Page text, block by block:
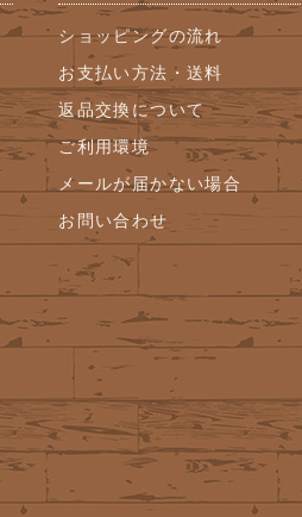
ショッピングの流れ
お支払い方法・送料
返品交換について
ご利用環境
メールが届かない場合
お問い合わせ